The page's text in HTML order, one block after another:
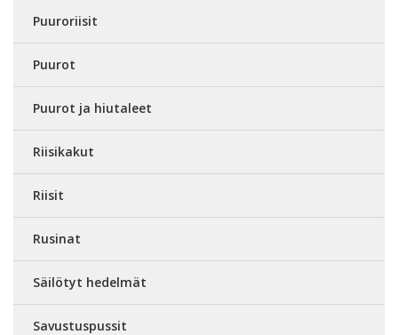
Puuroriisit
Puurot
Puurot ja hiutaleet
Riisikakut
Riisit
Rusinat
Säilötyt hedelmät
Savustuspussit